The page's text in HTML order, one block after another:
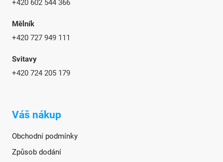
+420 602 544 366
Mělník
+420 727 949 111
Svitavy
+420 724 205 179
Váš nákup
Obchodní podmínky
Způsob dodání